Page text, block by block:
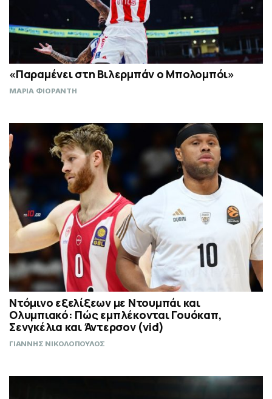
«Παραμένει στη Βιλερμπάν ο Μπολομπόι»
ΜΑΡΙΑ ΦΙΟΡΑΝΤΗ
Ντόμινο εξελίξεων με Ντουμπάι και
Ολυμπιακό: Πώς εμπλέκονται Γουόκαπ,
Σενγκέλια και Άντερσον (vid)
ΓΙΑΝΝΗΣ ΝΙΚΟΛΟΠΟΥΛΟΣ